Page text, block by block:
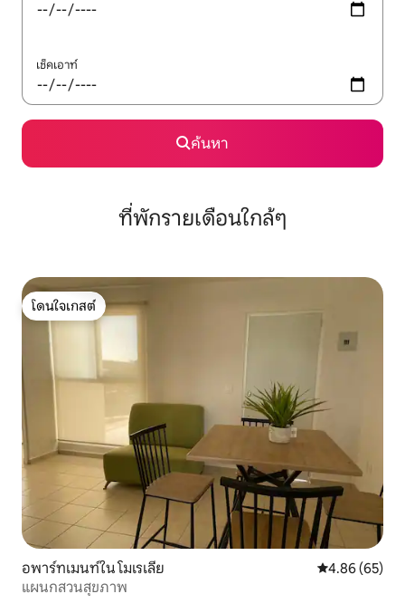
เช็คเอาท์
ค้นหา
ที่พักรายเดือนใกล้ๆ
โดนใจเกสต์
โดนใจเกสต์
อพาร์ทเมนท์ใน โมเรเลีย คะแนนเฉลี่ย
4.86 (65)
แผนกสวนสุขภาพ